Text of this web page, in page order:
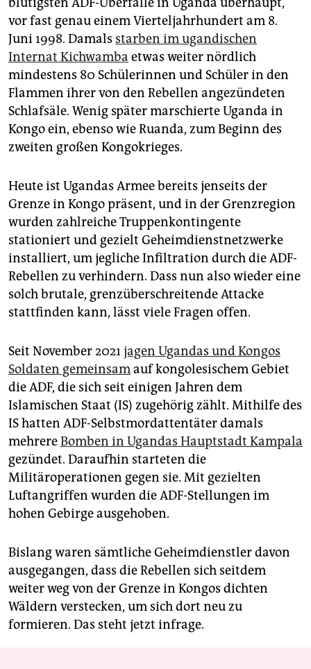
vor fast genau einem Vierteljahrhundert am 8.
Juni 1998. Damals starben im ugandischen
Internat Kichwamba etwas weiter nördlich
mindestens 80 Schülerinnen und Schüler in den
Flammen ihrer von den Rebellen angezündeten
Schlafsäle. Wenig später marschierte Uganda in
Kongo ein, ebenso wie Ruanda, zum Beginn des
zweiten großen Kongokrieges.
Heute ist Ugandas Armee bereits jenseits der
Grenze in Kongo präsent, und in der Grenzregion
wurden zahlreiche Truppenkontingente
stationiert und gezielt Geheimdienstnetzwerke
installiert, um jegliche Infiltration durch die ADF-
Rebellen zu verhindern. Dass nun also wieder eine
solch brutale, grenzüberschreitende Attacke
stattfinden kann, lässt viele Fragen offen.
Seit November 2021jagen Ugandas und Kongos
Soldaten gemeinsamauf kongolesischem Gebiet
die ADF, die sich seit einigen Jahren dem
Islamischen Staat (IS) zugehörig zählt. Mithilfe des
IS hatten ADF-Selbstmordattentäter damals
mehrereBomben in Ugandas Hauptstadt Kampala
gezündet. Daraufhin starteten die
Militäroperationen gegen sie. Mit gezielten
Luftangriffen wurden die ADF-Stellungen im
hohen Gebirge ausgehoben.
Bislang waren sämtliche Geheimdienstler davon
ausgegangen, dass die Rebellen sich seitdem
weiter weg von der Grenze in Kongos dichten
Wäldern verstecken, um sich dort neu zu
formieren. Das steht jetzt infrage.